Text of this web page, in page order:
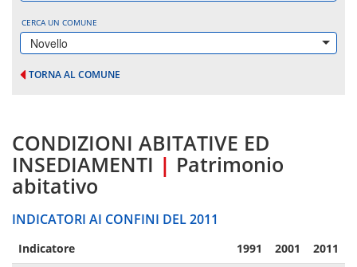
CERCA UN COMUNE
Novello
TORNA AL COMUNE
CONDIZIONI ABITATIVE ED
INSEDIAMENTI | Patrimonio
abitativo
INDICATORI AI CONFINI DEL 2011
Indicatore 1991 2001 2011